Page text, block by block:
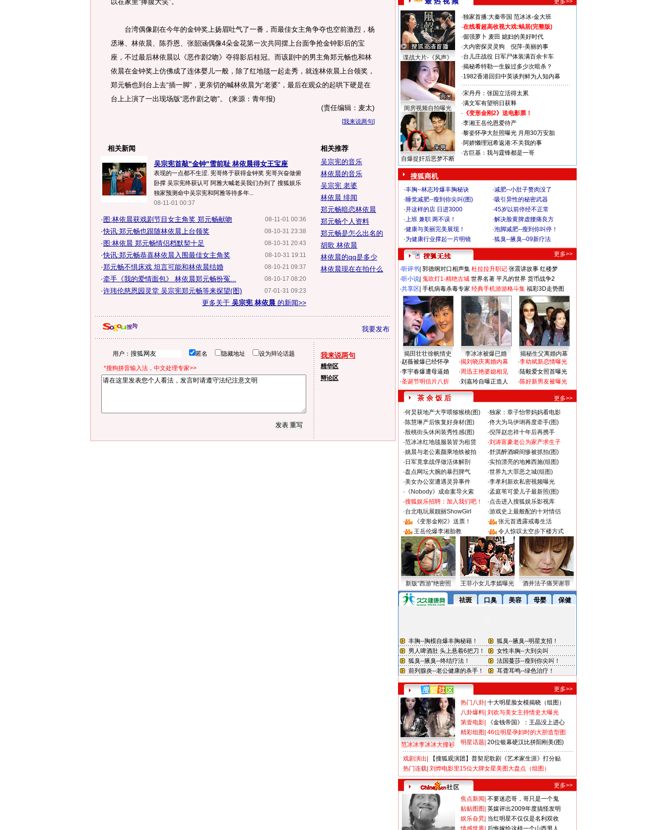
台湾偶像剧在今年的金钟奖上扬眉吐气了一番，而最佳女主角争夺也空前激烈，杨
丞琳、林依晨、陈乔恩、张韶涵偶像4朵金花第一次共同摆上台面争抢金钟影后的宝
座，不过最后林依晨以《恶作剧2吻》夺得影后桂冠。而该剧中的男主角郑元畅也和林
依晨在金钟奖上仿佛成了连体婴儿一般，除了红地毯一起走秀，就连林依晨上台领奖，
郑元畅也到台上去“插一脚”，更亲切的喊林依晨为“老婆”，最后在观众的起哄下硬是在
台上上演了一出现场版“恶作剧之吻”。 (来源：青年报)
(责任编辑：麦太)
[我来说两句]
相关新闻
吴宗宪首敲"金钟"雪前耻 林依晨得女王宝座
表现的一点都不生涩. 宪哥终于获得金钟奖 宪哥兴奋做俯
卧撑 吴宗宪终获认可 阿雅大喊老吴我们办到了 搜狐娱乐
独家预测命中吴宗宪和阿雅等待多年...
08-11-01 00:37
08-11-01 00:36
·图:林依晨获戏剧节目女主角奖 郑元畅献吻
08-10-31 23:38
·快讯:郑元畅也跟随林依晨上台领奖
08-10-31 20:43
·图:林依晨 郑元畅情侣档默契十足
08-10-31 19:11
·快讯:郑元畅恭喜林依晨入围最佳女主角奖
08-10-21 09:37
·郑元畅不惧床戏 坦言可能和林依晨结婚
08-10-17 08:20
·牵手《我的爱情面包》 林依晨郑元畅扮冤...
07-01-31 09:23
·许玮伦慈恩园灵堂 吴宗宪郑元畅等来探望(图)
更多关于 吴宗宪 林依晨 的新闻>>
相关推荐
吴宗宪的音乐
林依晨的音乐
吴宗宪 老婆
林依晨 绯闻
郑元畅暗恋林依晨
郑元畅个人资料
郑元畅是怎么出名的
胡歌 林依晨
林依晨的qq是多少
林依晨现在在拍什么
我要发布
用户： 匿名 隐藏地址 设为辩论话题
*搜狗拼音输入法，中文处理专家>>
我来说两句
精华区
辩论区
更多>>
谍战大片-《风声》
闺房视频自拍曝光
自爆捉奸后恶梦不断
·独家首播:大秦帝国 范冰冰-金大班
·在线看超高收视大戏:蜗居(完整版)
·倔强萝卜 麦田 媳妇的美好时代
·大内密探灵灵狗
倪萍-美丽的事
·台儿庄战役 日军尸体装满百余卡车
·揭秘希特勒一生躲过多少次暗杀？
·1982香港回归中英谈判鲜为人知内幕
·宋丹丹：张国立活得太累
·满文军有望明日获释
· 《变形金刚2》送电影票！
·李湘王岳伦恩爱待产
·黎姿怀孕大肚照曝光 月用30万安胎
·阿娇懒理冠希返港:不关我的事
·古巨基：我与霆锋都是一哥
搜狐商机
·丰胸--林志玲爆丰胸秘诀 ·减肥--小肚子赘肉没了
·睡觉减肥--瘦到你尖叫(图) ·吸引异性的秘密武器
·开这样的店 日进3000 ·45岁以前停经不正常
·上班 兼职 两不误！ ·解决脸黄脾虚腰痛良方
·健康与美丽完美展现！ ·泡脚减肥--瘦到你叫停！
·为健康行业撑起一片明镜 ·狐臭--腋臭--09新疗法
更多>>
·听评书 郭德纲对口相声集 杜拉拉升职记 张震讲故事 红楼梦
·听小说 鬼吹灯1-精绝古城 世界名著 平凡的世界 货币战争2
·共享区 手机病毒杀毒专家 经典手机游游格斗集 福彩3D走势图
揭田壮壮徐帆情史 李冰冰被爆已婚
揭秘生父离婚内幕
·赵薇被爆已经怀孕
·李宇春爆遭母逼婚
·圣诞节明信片八折
·揭刘晓庆离婚内幕
·周迅王艳婆媳相见
·刘嘉玲自曝正造人
·李幼斌新恋情曝光
·陆毅爱女照首曝光
·陈好新男友被曝光
茶 余 饭 后
更多>>
·何炅获地产大亨喂猕猴桃(图) ·独家：章子怡带妈妈看电影
·陈慧琳产后恢复好身材(图) ·佟大为马伊琍再度牵手(图)
·殷桃街头休闲装秀性感(图) ·倪萍赵忠祥十年后再携手
·范冰冰红地毯服装皆为租赁 ·刘涛富豪老公为家产求生子
·姚晨与老公素颜乘地铁被拍 ·舒淇醉酒瞬间惨被抓拍(图)
· 日军竟拿战俘做活体解剖 ·实拍漂亮的地摊西施(组图)
·盘点网坛大腕的暴烈脾气 ·世界九大罪恶之城(组图)
·美女办公室遭遇灵异事件 ·李孝利新欢私密视频曝光
· 《Nobody》成命案导火索 ·孟庭苇可爱儿子最新照(图)
·搜狐娱乐招聘：加入我们吧！ ·点击进入搜狐娱乐影视库
·台北电玩展靓丽ShowGirl ·游戏史上最般配的十对情侣
·
《变形金刚2》送票！ ·
张元首透露戒毒生活
·
王岳伦爆李湘胎教 · 令人惊叹太空步下楼方式
新版“西游”绝密照 王菲小女儿李嫣曝光 酒井法子痛哭谢罪
更多>>
范冰冰李冰冰大撞衫
热门八卦 十大明星脸女模揭晓（组图）
八卦爆料 刘欢与美女主持情史大曝光
第壹电影
《金钱帝国》：王晶没上进心
精彩组图 46位明星孕妇时的大胆造型图
明星话题 20位银幕硬汉比拼阳刚美(图)
戏剧演出
【搜狐观演团】普契尼歌剧《艺术家生涯》打分贴
热门连载 刘烨电影里15位大牌女星美图大盘点（组图）
更多>>
焦点新闻 不要迷恋哥，哥只是一个鬼
贴贴图图 英媒评出2009年度搞怪发明
娱乐旮旯 当红明星不仅仅是名利双收
情感世界 后悔嫁给这样一个山西男人